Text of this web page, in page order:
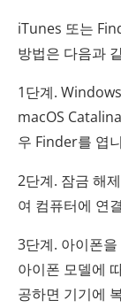
iTunes 또는
방법은 다음과
1단계.
macOS
우 Finder를 엽
2단계. 잠금 해
여 컴퓨터에 연
3단계. 아이폰
아이폰 모델에
공하면 기기에